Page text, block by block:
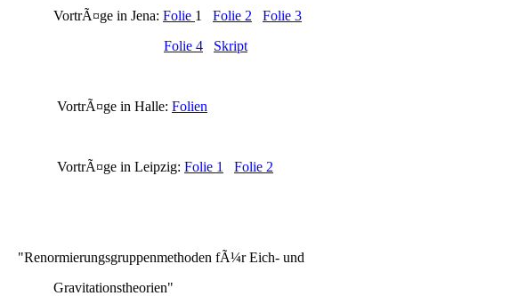
VortrÃ¤ge in Jena: Folie 1 Folie 2
Folie 3
Folie 4
Skript
VortrÃ¤ge in Halle: Folien
VortrÃ¤ge in Leipzig: Folie 1 Folie 2
"Renormierungsgruppenmethoden fÃ¼r Eich- und
Gravitationstheorien"